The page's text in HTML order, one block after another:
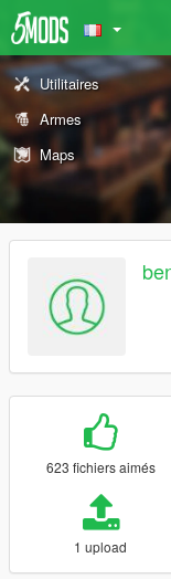
Utilitaires
Armes
Maps
623 fichiers aimés
1 upload